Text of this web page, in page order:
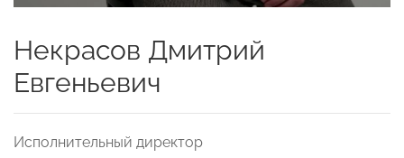
Некрасов Дмитрий
Евгеньевич
Исполнительный директор